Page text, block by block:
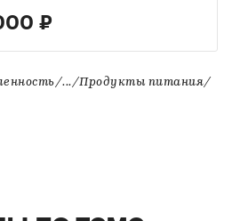
₽
.../Продукты питания/